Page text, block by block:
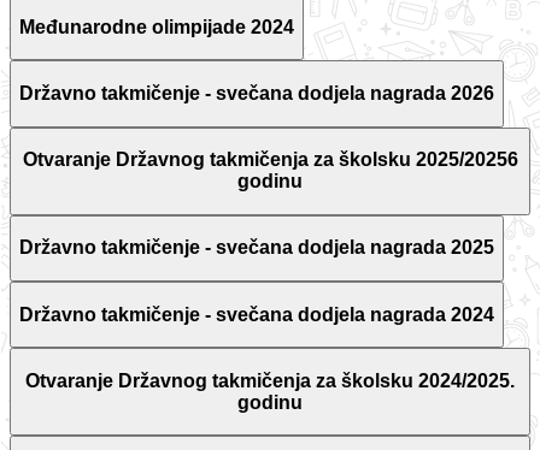
Međunarodne olimpijade 2024
Državno takmičenje - svečana dodjela nagrada 2026
Otvaranje Državnog takmičenja za školsku 2025/20256
godinu
Državno takmičenje - svečana dodjela nagrada 2025
Državno takmičenje - svečana dodjela nagrada 2024
Otvaranje Državnog takmičenja za školsku 2024/2025.
godinu